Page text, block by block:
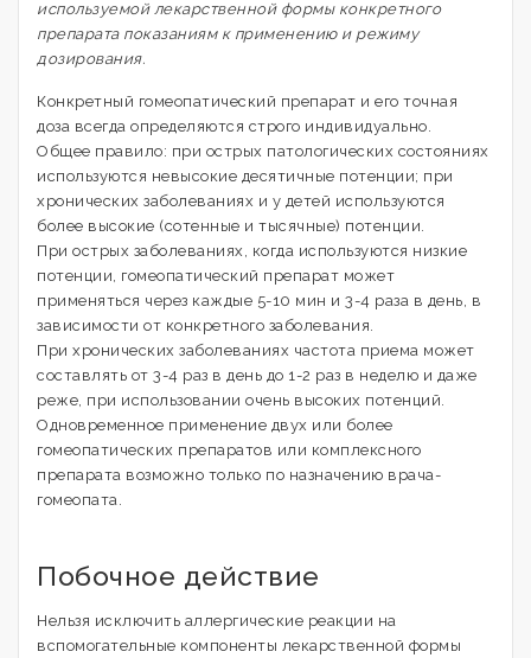
используемой лекарственной формы конкретного
препарата показаниям к применению и режиму
дозирования.
Конкретный гомеопатический препарат и его точная
доза всегда определяются строго индивидуально.
Общее правило: при острых патологических состояниях
используются невысокие десятичные потенции; при
хронических заболеваниях и у детей используются
более высокие (сотенные и тысячные) потенции.
При острых заболеваниях, когда используются низкие
потенции, гомеопатический препарат может
применяться через каждые 5-10 мин и 3-4 раза в день, в
зависимости от конкретного заболевания.
При хронических заболеваниях частота приема может
составлять от 3-4 раз в день до 1-2 раз в неделю и даже
реже, при использовании очень высоких потенций.
Одновременное применение двух или более
гомеопатических препаратов или комплексного
препарата возможно только по назначению врача-
гомеопата.
Побочное действие
Нельзя исключить аллергические реакции на
вспомогательные компоненты лекарственной формы